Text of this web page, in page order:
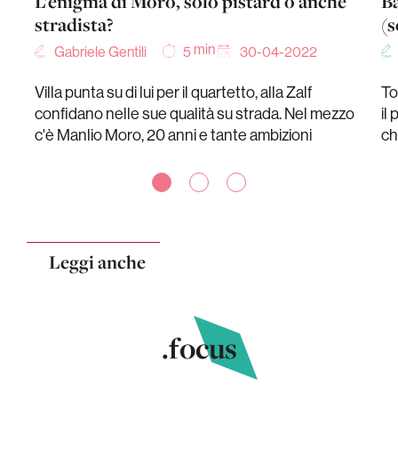
stradista?
Gabriele Gentili 5 min 30-04-2022
Villa punta su di lui per il quartetto, alla Zalf
confidano nelle sue qualità su strada. Nel mezzo
c'è Manlio Moro, 20 anni e tante ambizioni
il
Leggi anche
.focus